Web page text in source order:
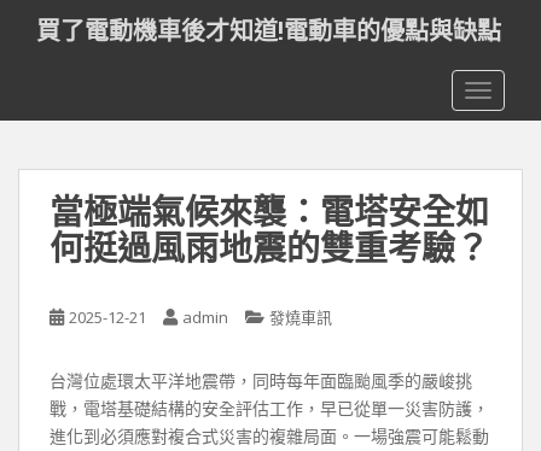
t
買了電動機車後才知道!電動車的優點與缺點
當極端氣候來襲：電塔安全如
何挺過風雨地震的雙重考驗？
2025-12-21 admin 發燒車訊
台灣位處環太平洋地震帶，同時每年面臨颱風季的嚴峻挑
戰，電塔基礎結構的安全評估工作，早已從單一災害防護，
進化到必須應對複合式災害的複雜局面。一場強震可能鬆動